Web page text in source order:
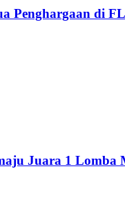
Penghargaan di
Juara 1 Lomba